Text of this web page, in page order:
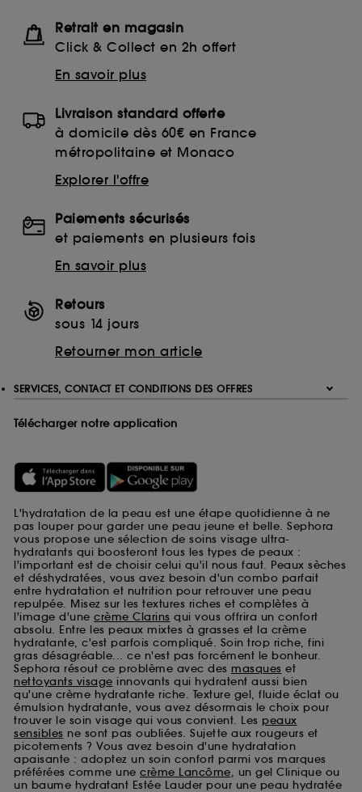
Retrait en magasin
Click & Collect en 2h offert
En savoir plus
Livraison standard offerte
à domicile dès 60€ en France
métropolitaine et Monaco
Explorer l'offre
Paiements sécurisés
et paiements en plusieurs fois
En savoir plus
Retours
sous 14 jours
Retourner mon article
SERVICES, CONTACT ET CONDITIONS DES OFFRES
Télécharger notre application
L'hydratation de la peau est une étape quotidienne à ne
pas louper pour garder une peau jeune et belle. Sephora
vous propose une sélection de soins visage ultra-
hydratants qui boosteront tous les types de peaux :
l'important est de choisir celui qu'il nous faut. Peaux sèches
et déshydratées, vous avez besoin d'un combo parfait
entre hydratation et nutrition pour retrouver une peau
repulpée. Misez sur les textures riches et complètes à
l'image d'une crème Clarins qui vous offrira un confort
absolu. Entre les peaux mixtes à grasses et la crème
hydratante, c'est parfois compliqué. Soin trop riche, fini
gras désagréable... ce n'est pas forcément le bonheur.
Sephora résout ce problème avec des masques et
nettoyants visage innovants qui hydratent aussi bien
qu'une crème hydratante riche. Texture gel, fluide éclat ou
émulsion hydratante, vous avez désormais le choix pour
trouver le soin visage qui vous convient. Les peaux
sensibles ne sont pas oubliées. Sujette aux rougeurs et
picotements ? Vous avez besoin d'une hydratation
apaisante : adoptez un soin confort parmi vos marques
préférées comme une crème Lancôme, un gel Clinique ou
un baume hydratant Estée Lauder pour une peau hydratée